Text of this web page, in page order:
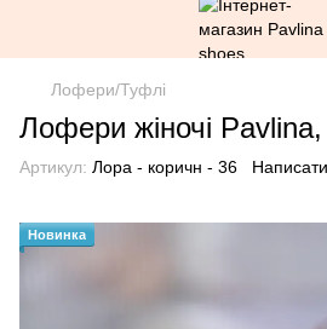
Лофери/Туфлі
Лофери жіночі
Артикул: Лора - коричн - 36 Написати
Новинка